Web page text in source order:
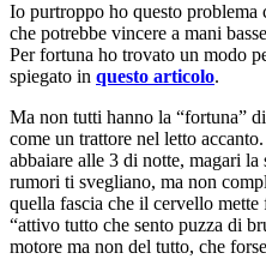
Io purtroppo ho questo problema
che potrebbe vincere a mani
Per fortuna ho trovato un modo
spiegato in questo articolo.
Ma non tutti hanno la “fortuna”
come un trattore nel letto
abbaiare alle 3 di notte, magari
rumori ti svegliano, ma non
quella fascia che il cervello
“attivo tutto che sento puzza di
motore ma non del tutto, che